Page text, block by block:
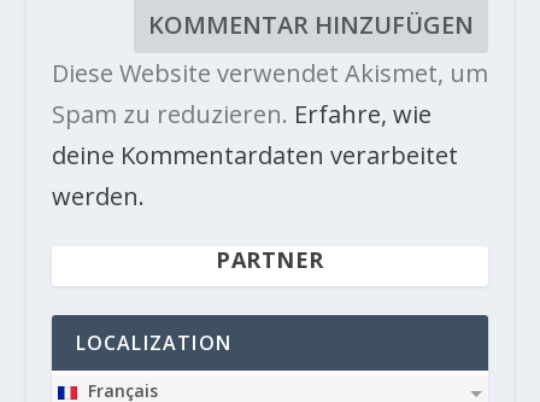
Diese Website verwendet Akismet, um
Spam zu reduzieren. Erfahre, wie
deine Kommentardaten verarbeitet
werden.
PARTNER
LOCALIZATION
Français